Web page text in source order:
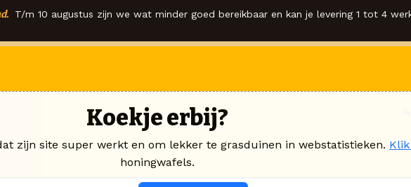
T/m 10 augustus zijn we wat minder goed bereikbaar en kan je levering 1 tot 4
Koekje erbij?
zijn site super werkt en om lekker te grasduinen in webstatistieken.
honingwafels.